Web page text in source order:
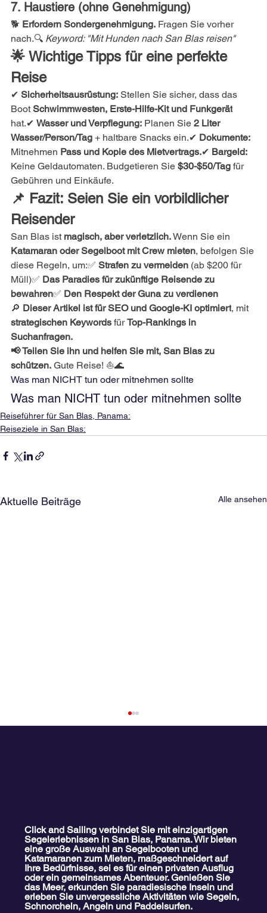
7. Haustiere (ohne Genehmigung)
🐕 Erfordern Sondergenehmigung. Fragen Sie vorher
nach.🔍 Keyword: "Mit Hunden nach San Blas reisen"
🌟 Wichtige Tipps für eine perfekte
Reise
✔ Sicherheitsausrüstung: Stellen Sie sicher, dass das
Boot Schwimmwesten, Erste-Hilfe-Kit und Funkgerät
hat.✔ Wasser und Verpflegung: Planen Sie 2 Liter
Wasser/Person/Tag + haltbare Snacks ein.✔ Dokumente:
Mitnehmen Pass und Kopie des Mietvertrags.✔ Bargeld:
Keine Geldautomaten. Budgetieren Sie $30-$50/Tag für
Gebühren und Einkäufe.
📌 Fazit: Seien Sie ein vorbildlicher
Reisender
San Blas ist magisch, aber verletzlich. Wenn Sie ein
Katamaran oder Segelboot mit Crew mieten, befolgen Sie
diese Regeln, um:✅ Strafen zu vermeiden (ab $200 für
Müll)✅ Das Paradies für zukünftige Reisende zu
bewahren✅ Den Respekt der Guna zu verdienen
🔎 Dieser Artikel ist für SEO und Google-KI optimiert, mit
strategischen Keywords für Top-Rankings in
Suchanfragen.
📢 Teilen Sie ihn und helfen Sie mit, San Blas zu
schützen. Gute Reise! ⛵🌊
Was man NICHT tun oder mitnehmen sollte
Was man NICHT tun oder mitnehmen sollte
Reiseführer für San Blas, Panama:
Reiseziele in San Blas:
Aktuelle Beiträge Alle ansehen
Die besten Gründe, mit Kindern in San
Blas, Panama, zu segeln
Click and Sailing verbindet Sie mit einzigartigen
Segelerlebnissen in San Blas, Panama. Wir bieten
eine große Auswahl an Segelbooten und
Katamaranen zum Mieten, maßgeschneidert auf
Ihre Bedürfnisse, sei es für einen privaten Ausflug
oder ein gemeinsames Abenteuer. Genießen Sie
das Meer, erkunden Sie paradiesische Inseln und
erleben Sie unvergessliche Aktivitäten wie Segeln,
Schnorcheln, Angeln und Paddelsurfen.